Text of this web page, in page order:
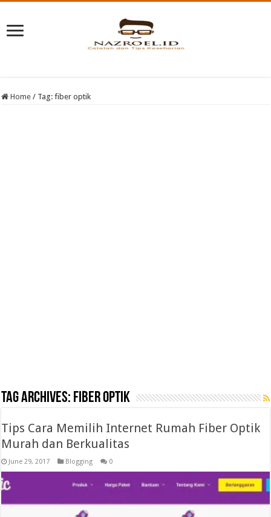
Home / Tag:fiber optik
Tag Archives: fiber optik
Tips Cara Memilih Internet Rumah Fiber Optik
Murah dan Berkualitas
June 29, 2017 Blogging 0